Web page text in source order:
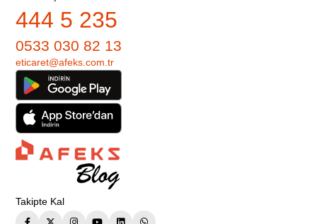
444 5 235
0533 030 82 13
eticaret@afeks.com.tr
Takipte Kal